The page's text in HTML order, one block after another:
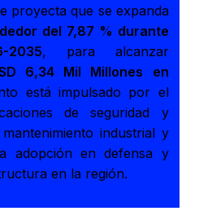
proyecta que se expanda
del 7,87 % durante
, para alcanzar
6,34 Mil Millones en
está impulsado por el
de seguridad y
industrial y
adopción en defensa y
en la región.